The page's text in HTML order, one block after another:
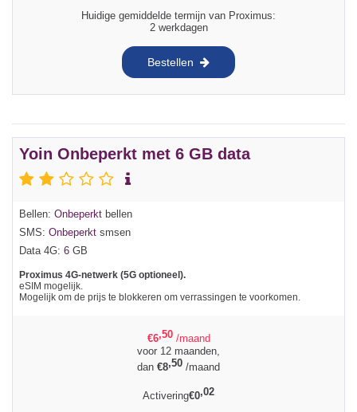
Huidige gemiddelde termijn van Proximus:
2 werkdagen
Bestellen
Yoin Onbeperkt met 6 GB data
Bellen: Onbeperkt bellen
SMS: Onbeperkt smsen
Data 4G: 6 GB
Proximus 4G-netwerk (5G optioneel).
eSIM mogelijk.
Mogelijk om de prijs te blokkeren om verrassingen te voorkomen.
€6,50 /maand
voor 12 maanden,
dan €8,50 /maand
Activering€0,02